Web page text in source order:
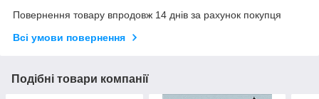
Повернення товару впродовж 14 днів за рахунок покупця
Всі умови повернення
Подібні товари компанії